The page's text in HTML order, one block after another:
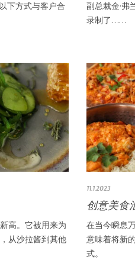
下方式与客户合
副总裁金·弗
录制了……
高。它被用来为
从沙拉酱到其他
11.1.2023
创意美食
在当今瞬息
意味着将新
式。